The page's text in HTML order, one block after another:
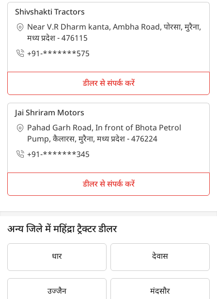
Shivshakti Tractors
Near V.R Dharm kanta, Ambha Road, पोरसा, मुरैना,
मध्य प्रदेश - 476115
+91-*******575
डीलर से संपर्क करें
Jai Shriram Motors
Pahad Garh Road, In front of Bhota Petrol
Pump, कैलारस, मुरैना, मध्य प्रदेश - 476224
+91-*******345
डीलर से संपर्क करें
अन्य जिले में महिंद्रा ट्रैक्टर डीलर
धार देवास
उज्जैन मंदसौर